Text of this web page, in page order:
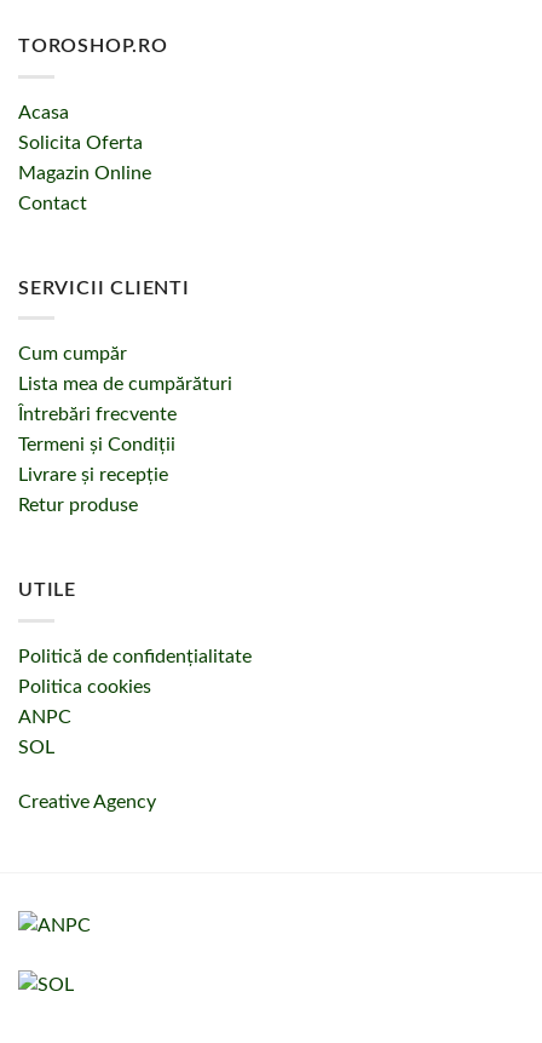
TOROSHOP.RO
Acasa
Solicita Oferta
Magazin Online
Contact
SERVICII CLIENTI
Cum cumpăr
Lista mea de cumpărături
Întrebări frecvente
Termeni și Condiții
Livrare și recepție
Retur produse
UTILE
Politică de confidențialitate
Politica cookies
ANPC
SOL
Creative Agency